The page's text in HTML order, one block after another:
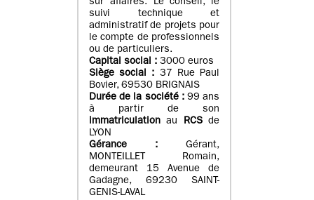
sur affaires. Le conseil, le
suivi technique et
administratif de projets pour
le compte de professionnels
ou de particuliers.
Capital social : 3000 euros
Siège social : 37 Rue Paul
Bovier, 69530 BRIGNAIS
Durée de la société : 99 ans
à partir de son
immatriculation au RCSde
LYON
Gérance :
Gérant,
MONTEILLET Romain,
demeurant 15 Avenue de
Gadagne, 69230 SAINT-
GENIS-LAVAL